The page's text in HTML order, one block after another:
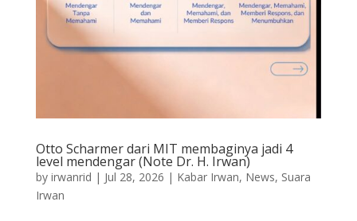
Otto Scharmer dari MIT membaginya jadi 4
level mendengar (Note Dr. H. Irwan)
by irwanrid | Jul 28, 2026 | Kabar Irwan, News, Suara
Irwan